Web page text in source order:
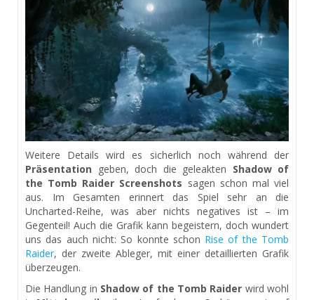
Weitere Details wird es sicherlich noch während der
Präsentation geben, doch die geleakten Shadow of
the Tomb Raider Screenshots sagen schon mal viel
aus. Im Gesamten erinnert das Spiel sehr an die
Uncharted-Reihe, was aber nichts negatives ist – im
Gegenteil! Auch die Grafik kann begeistern, doch wundert
uns das auch nicht: So konnte schon Rise of the Tomb
Raider, der zweite Ableger, mit einer detaillierten Grafik
überzeugen.
Die Handlung in Shadow of the Tomb Raider wird wohl